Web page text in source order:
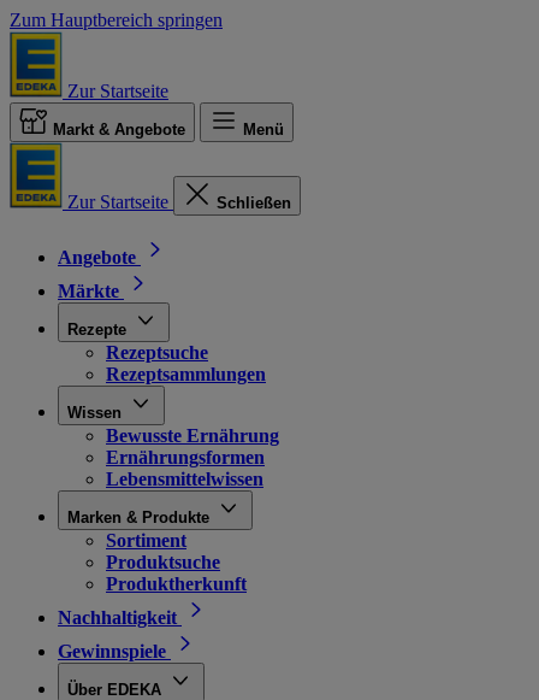
Zum Hauptbereich springen
Zur Startseite
Markt & Angebote Menü
Zur Startseite Schließen
Angebote
Märkte
Rezepte
Rezeptsuche
Rezeptsammlungen
Wissen
Bewusste Ernährung
Ernährungsformen
Lebensmittelwissen
Marken & Produkte
Sortiment
Produktsuche
Produktherkunft
Nachhaltigkeit
Gewinnspiele
Über EDEKA